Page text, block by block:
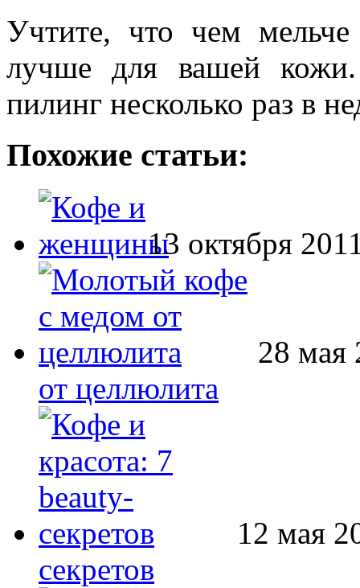
Учтите, что чем
лучше для вашей
пилинг несколько раз в
Похожие статьи:
13 октября
28 мая
от целлюлита
12 мая
секретов